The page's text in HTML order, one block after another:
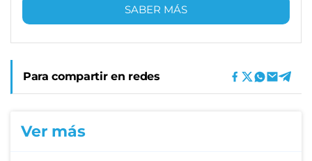
SABER MÁS
Para compartir en redes
Ver más